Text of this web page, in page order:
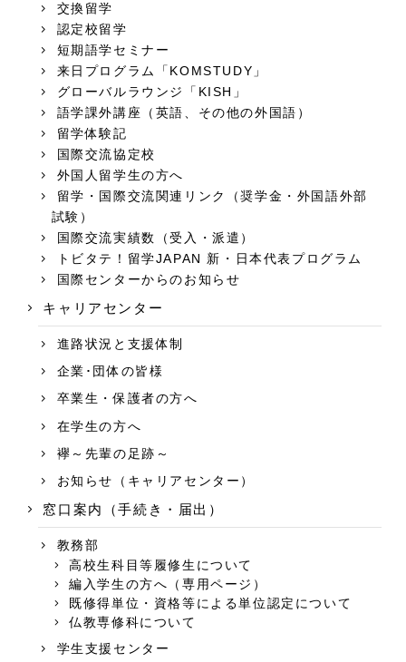
交換留学
認定校留学
短期語学セミナー
来日プログラム「KOMSTUDY」
グローバルラウンジ「KISH」
語学課外講座（英語、その他の外国語）
留学体験記
国際交流協定校
外国人留学生の方へ
留学・国際交流関連リンク（奨学金・外国語外部
試験）
国際交流実績数（受入・派遣）
トビタテ！留学JAPAN 新・日本代表プログラム
国際センターからのお知らせ
キャリアセンター
進路状況と支援体制
企業･団体の皆様
卒業生・保護者の方へ
在学生の方へ
襷～先輩の足跡～
お知らせ（キャリアセンター）
窓口案内（手続き・届出）
教務部
高校生科目等履修生について
編入学生の方へ（専用ページ）
既修得単位・資格等による単位認定について
仏教専修科について
学生支援センター